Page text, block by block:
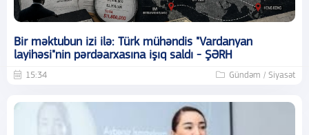
Bir məktubun izi ilə: Türk mühəndis "Vardanyan
layihəsi"nin pərdəarxasına işıq saldı - ŞƏRH
15:34 Gündəm / Siyasət